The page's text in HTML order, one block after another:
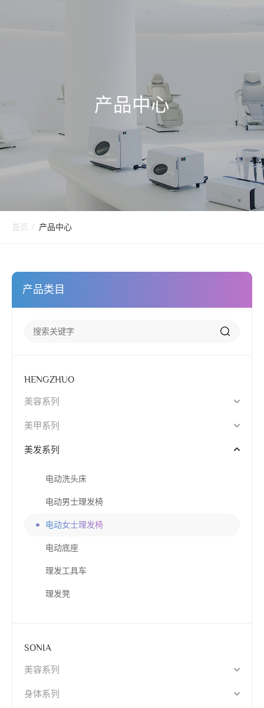
产品中心
首页 / 产品中心
产品类目
HENGZHUO
美容系列
美甲系列
美发系列
电动洗头床
电动男士理发椅
电动女士理发椅
电动底座
理发工具车
理发凳
SONIA
美容系列
身体系列